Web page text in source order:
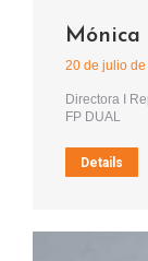
Mónica
20 de julio de
Directora I
FP DUAL
Details